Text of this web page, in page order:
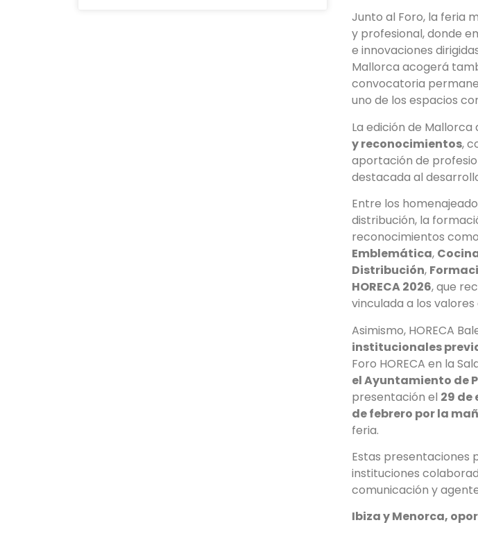
Junto al Foro, la feria
y profesional, donde
e innovaciones
Mallorca acogerá
convocatoria
uno de los espacios
La edición de Mallorca
y reconocimientos,
aportación de
destacada al
Entre los
distribución, la
reconocimientos como
Emblemática,
Distribución,
HORECA 2026, que
vinculada a los
Asimismo, HORECA
institucionales
Foro HORECA en la
el Ayuntamiento de
presentación el 29 de
de febrero por la
feria.
Estas presentaciones
instituciones
comunicación y
Ibiza y Menorca,